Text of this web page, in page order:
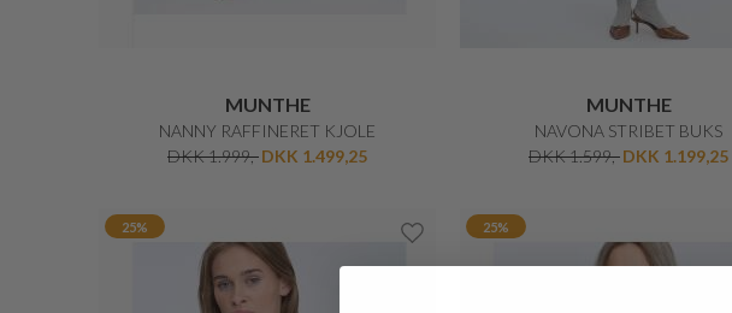
MUNTHE
NANNY RAFFINERET KJOLE
DKK 1.999,-DKK 1.499,25
MUNTHE
NAVONA STRIBET BUKS
DKK 1.599,-DKK 1.199,25
25% 25%